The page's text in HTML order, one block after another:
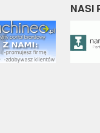
NASI